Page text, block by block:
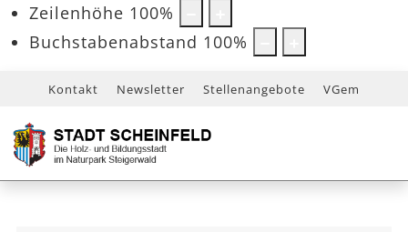
Zeilenhöhe 100%
Buchstabenabstand 100%
Kontakt Newsletter Stellenangebote VGem